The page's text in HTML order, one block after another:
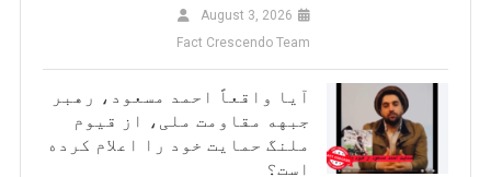
August 3, 2026
Fact Crescendo Team
آیا واقعاً احمد مسعود، رهبر
جبهه مقاومت ملی، از قیوم
ملنگ حمایت خود را اعلام کرده
است؟